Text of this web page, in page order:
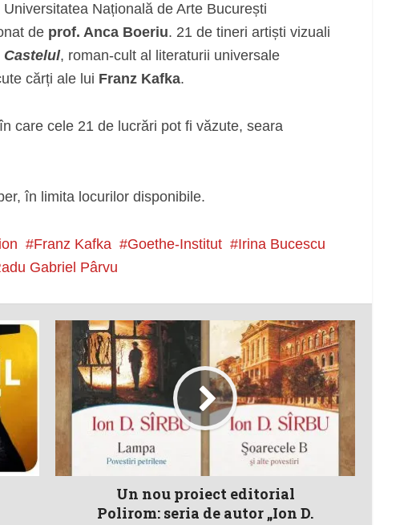
Națională de Arte București
de prof. Anca Boeriu. 21 de tineri artiști vizuali
Castelul, roman-cult al literaturii universale
cărți ale lui Franz Kafka.
care cele 21 de lucrări pot fi văzute, seara
în limita locurilor disponibile.
Franz Kafka Goethe-Institut
Irina Bucescu
Gabriel Pârvu
Un nou proiect editorial
Polirom: seria de autor „Ion D.